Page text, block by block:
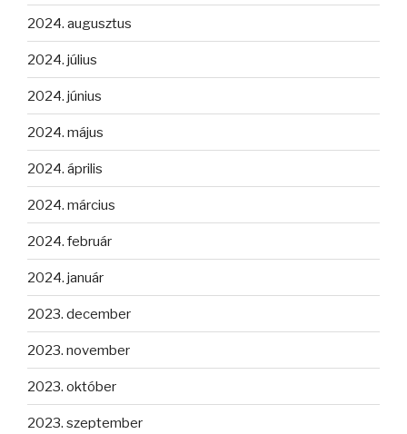
2024. augusztus
2024. július
2024. június
2024. május
2024. április
2024. március
2024. február
2024. január
2023. december
2023. november
2023. október
2023. szeptember